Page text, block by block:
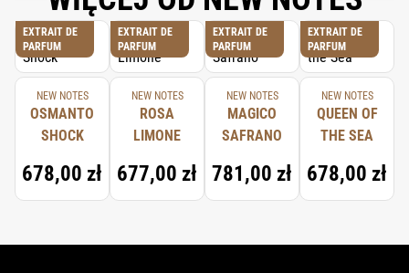
EXTRAIT DE
PARFUM
NEW NOTES
OSMANTO
SHOCK
678,00 zł
EXTRAIT DE
PARFUM
NEW NOTES
ROSA
LIMONE
677,00 zł
EXTRAIT DE
PARFUM
NEW NOTES
MAGICO
SAFRANO
781,00 zł
EXTRAIT DE
PARFUM
NEW NOTES
QUEEN OF
THE SEA
678,00 zł